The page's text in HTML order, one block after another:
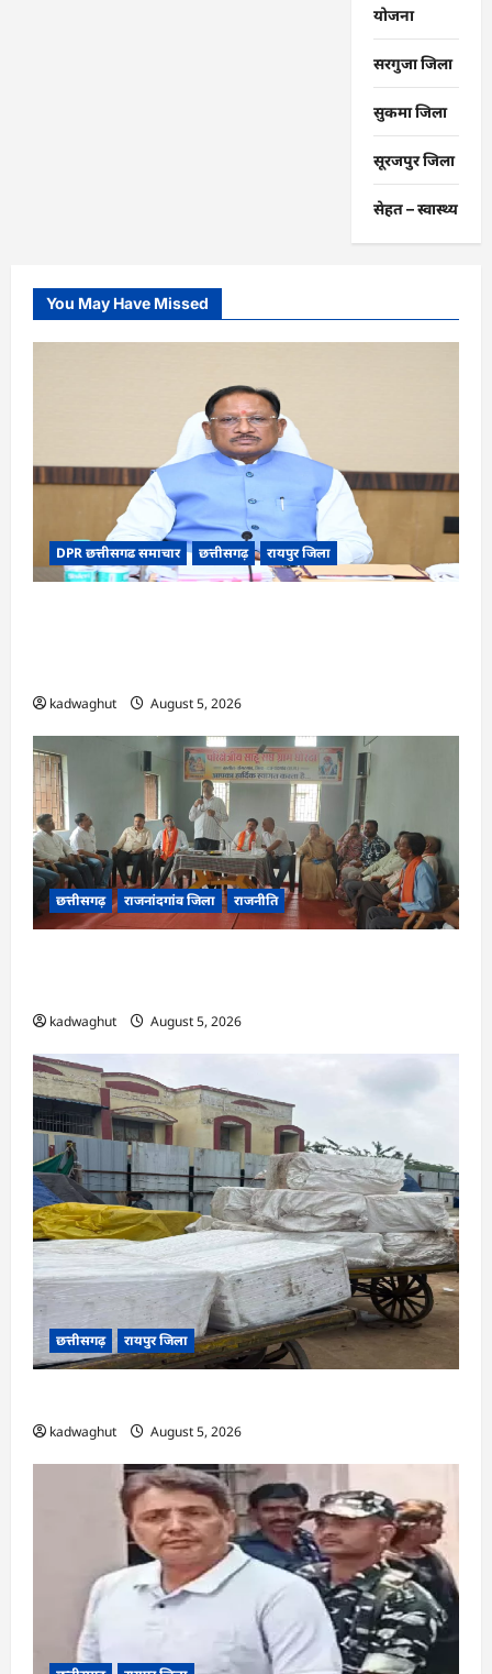
योजना
सरगुजा जिला
सुकमा जिला
सूरजपुर जिला
सेहत – स्‍वास्‍थ्‍य
You May Have Missed
DPR छत्तीसगढ समाचार छत्तीसगढ़ रायपुर जिला
kadwaghut August 5, 2026
छत्तीसगढ़ राजनांदगांव जिला राजनीति
kadwaghut August 5, 2026
छत्तीसगढ़ रायपुर जिला
kadwaghut August 5, 2026